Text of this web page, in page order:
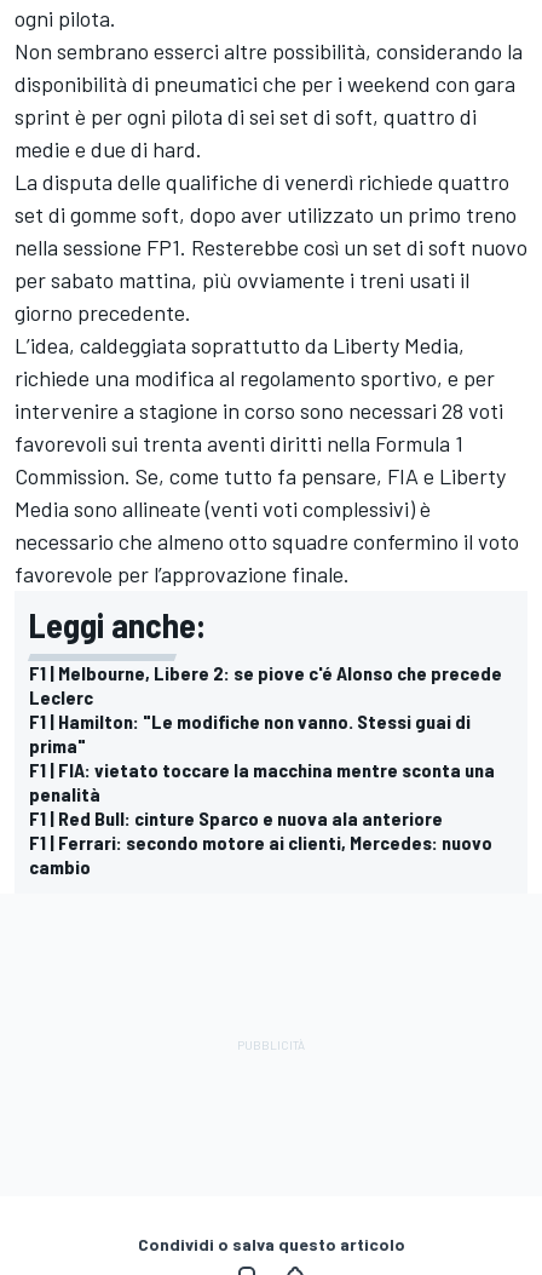
ogni pilota.
Non sembrano esserci altre possibilità, considerando la
disponibilità di pneumatici che per i weekend con gara
sprint è per ogni pilota di sei set di soft, quattro di
medie e due di hard.
La disputa delle qualifiche di venerdì richiede quattro
set di gomme soft, dopo aver utilizzato un primo treno
nella sessione FP1. Resterebbe così un set di soft nuovo
per sabato mattina, più ovviamente i treni usati il
giorno precedente.
L’idea, caldeggiata soprattutto da Liberty Media,
richiede una modifica al regolamento sportivo, e per
intervenire a stagione in corso sono necessari 28 voti
favorevoli sui trenta aventi diritti nella Formula 1
Commission. Se, come tutto fa pensare, FIA e Liberty
Media sono allineate (venti voti complessivi) è
necessario che almeno otto squadre confermino il voto
favorevole per l’approvazione finale.
Leggi anche:
F1 | Melbourne, Libere 2: se piove c'é Alonso che precede
Leclerc
F1 | Hamilton: "Le modifiche non vanno. Stessi guai di
prima"
F1 | FIA: vietato toccare la macchina mentre sconta una
penalità
F1 | Red Bull: cinture Sparco e nuova ala anteriore
F1 | Ferrari: secondo motore ai clienti, Mercedes: nuovo
cambio
Condividi o salva questo articolo